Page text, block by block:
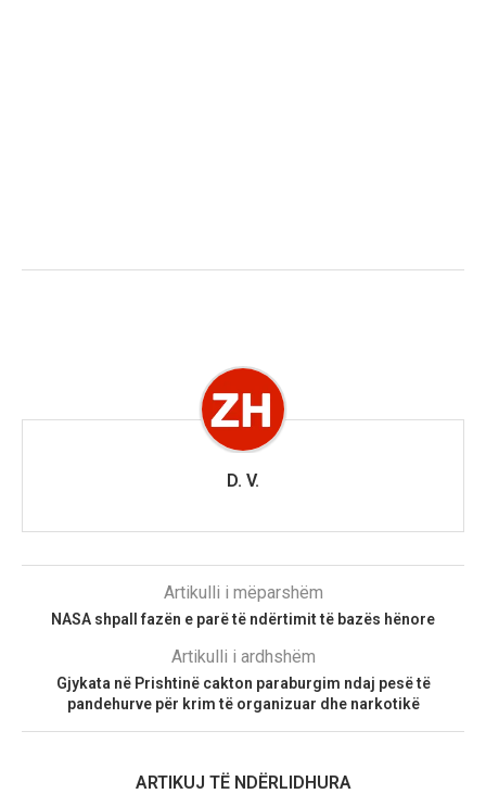
D. V.
Artikulli i mëparshëm
NASA shpall fazën e parë të ndërtimit të bazës hënore
Artikulli i ardhshëm
Gjykata në Prishtinë cakton paraburgim ndaj pesë të
pandehurve për krim të organizuar dhe narkotikë
ARTIKUJ TË NDËRLIDHURA